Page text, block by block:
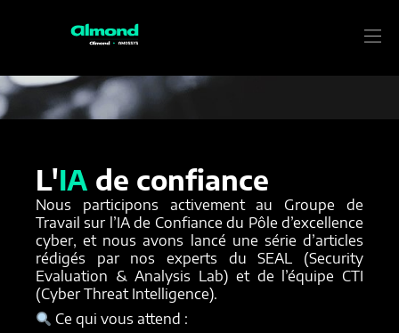
ARTIFICIELLE
L'IA de confiance
Nous participons activement au Groupe de
Travail sur l’IA de Confiance du Pôle d’excellence
cyber, et nous avons lancé une série d’articles
rédigés par nos experts du SEAL (Security
Evaluation & Analysis Lab) et de l’équipe CTI
(Cyber Threat Intelligence).
Ce qui vous attend :